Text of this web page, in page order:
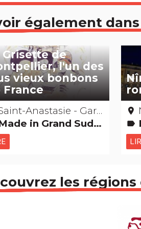
également
Grisette de
l'un des
vieux bonbons
France
Anastasie - Gard
in Grand Sud Gastronomie [à manger] Records : Les + et les -
place
label
les régions